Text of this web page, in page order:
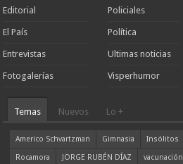
Editorial
El País
Entrevistas
Fotogalerías
Policiales
Política
Ultimas noticias
Visperhumor
Temas Nuevos Lo +
Americo Schvartzman Gimnasia Insólitos
Rocamora
JORGE RUBÉN DÍAZ vacunación